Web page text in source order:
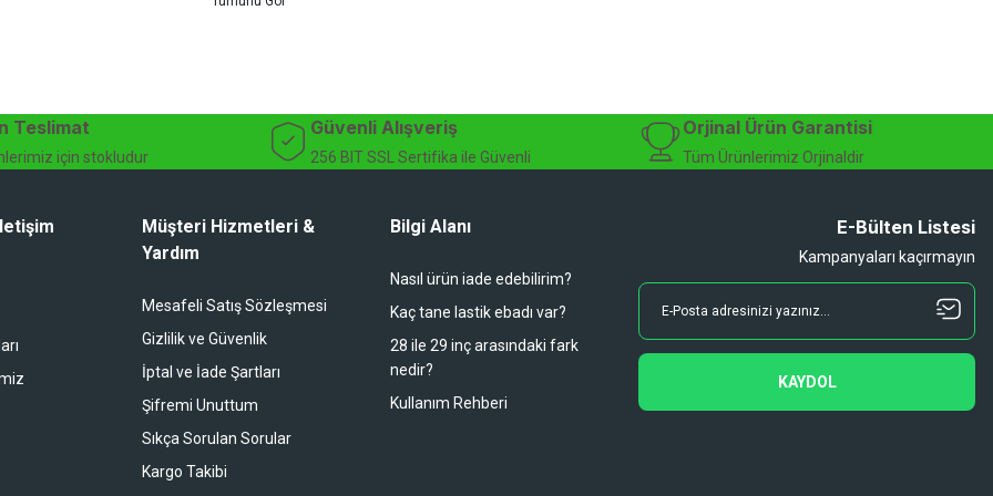
duruyor koltuk zaten full konfor
alışveriş yapacağım
bir alışveriş oldu. Teşekkürler.
Teslimat
için stokludur
Güvenli Alışveriş
256 BIT SSL Sertifika ile Güvenli
Orjinal Ürün Garantisi
Tüm Ürünlerimiz Orjinaldir
Müşteri Hizmetleri &
Yardım
Mesafeli Satış Sözleşmesi
Gizlilik ve Güvenlik
İptal ve İade Şartları
Şifremi Unuttum
Sıkça Sorulan Sorular
Kargo Takibi
Bilgi Alanı
Nasıl ürün iade edebilirim?
Kaç tane lastik ebadı var?
28 ile 29 inç arasındaki fark
nedir?
Kullanım Rehberi
E-Bülten Listesi
Kampanyaları kaçırmayın
KAYDOL